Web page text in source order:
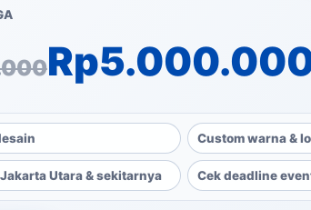
aslinya
Rp
saat ini
Custom warna &
Utara & sekitarnya Cek deadline